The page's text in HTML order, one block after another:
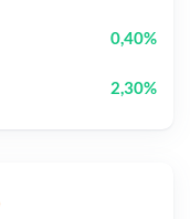
0,40%
2,30%